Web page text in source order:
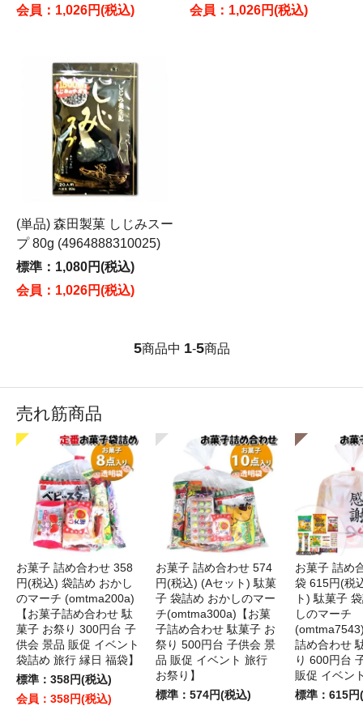
会員：1,026円(税込)
会員：1,026円(税込)
(単品) 森田製菓 しじみスー
プ 80g (4964888310025)
標準：1,080円(税込)
会員：1,026円(税込)
5商品中 1-5商品
売れ筋商品
お菓子 詰め合わせ 358
円(税込) 袋詰め おかし
のマーチ (omtma200a)
【お菓子詰め合わせ 駄
菓子 お祭り 300円台 子
供会 景品 販促 イベント
袋詰め 旅行 縁日 福袋】
標準：358円(税込)
会員：358円(税込)
お菓子 詰め合わせ 574
円(税込) (Aセット) 駄菓
子 袋詰め おかしのマー
チ(omtma300a)【お菓
子詰め合わせ 駄菓子 お
祭り 500円台 子供会 景
品 販促 イベント 旅行
お祭り】
標準：574円(税込)
お菓子 詰め
袋 615円(税
ト) 駄菓子
しのマーチ
詰め合わせ
り 600円台
販促 イベン
標準：615円